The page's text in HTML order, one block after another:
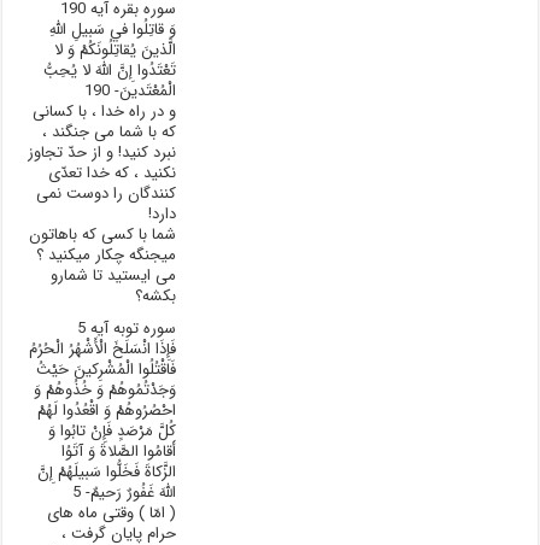
سوره بقره آیه 190
وَ قاتِلُوا في‏ سَبيلِ اللَّهِ
الَّذينَ يُقاتِلُونَکُمْ وَ لا
تَعْتَدُوا إِنَّ اللَّهَ لا يُحِبُّ
الْمُعْتَدينَ- 190
و در راه خدا ، با کسانی
که با شما می جنگند ،
نبرد کنید! و از حدّ تجاوز
نکنید ، که خدا تعدّی
کنندگان را دوست نمی
دارد!
شما با کسی که باهاتون
میجنگه چکار میکنید ؟
می ایستید تا شمارو
بکشه؟
سوره توبه آیه 5
فَإِذَا انْسَلَخَ الْأَشْهُرُ الْحُرُمُ
فَاقْتُلُوا الْمُشْرِکينَ حَيْثُ
وَجَدْتُمُوهُمْ وَ خُذُوهُمْ وَ
احْصُرُوهُمْ وَ اقْعُدُوا لَهُمْ
کُلَّ مَرْصَدٍ فَإِنْ تابُوا وَ
أَقامُوا الصَّلاةَ وَ آتَوُا
الزَّکاةَ فَخَلُّوا سَبيلَهُمْ إِنَّ
اللَّهَ غَفُورٌ رَحيمٌ- 5
( امّا ) وقتی ماه های
حرام پایان گرفت ،